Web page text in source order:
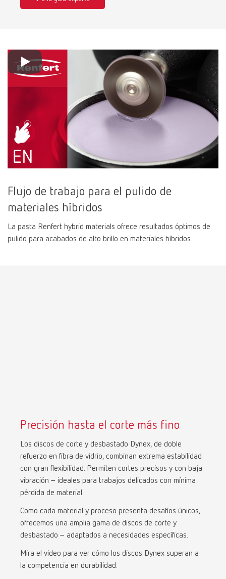
Flujo de trabajo para el pulido de
materiales híbridos
La pasta Renfert hybrid materials ofrece resultados óptimos de
pulido para acabados de alto brillo en materiales híbridos.
Precisión hasta el corte más fino
Los discos de corte y desbastado Dynex, de doble
refuerzo en fibra de vidrio, combinan extrema estabilidad
con gran flexibilidad. Permiten cortes precisos y con baja
vibración – ideales para trabajos delicados con mínima
pérdida de material.
Como cada material y proceso presenta desafíos únicos,
ofrecemos una amplia gama de discos de corte y
desbastado – adaptados a necesidades específicas.
Mira el video para ver cómo los discos Dynex superan a
la competencia en durabilidad.